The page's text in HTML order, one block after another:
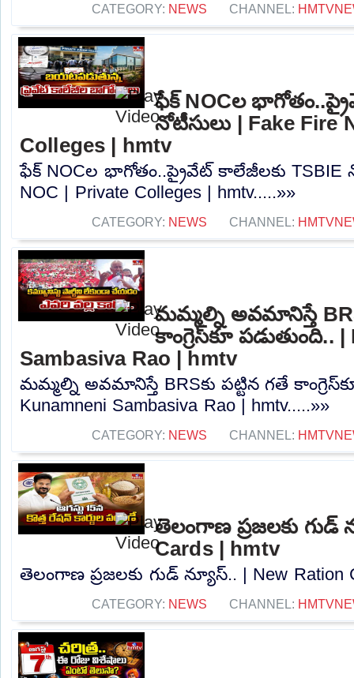
CATEGORY: NEWS CHANNEL:
ఫేక్ NOCల
నోటీసులు | Fake Fire
Colleges | hmtv
ఫేక్ NOCల భాగోతం..ప్రైవేట్ కాలేజీలకు TSBIE
NOC | Private Colleges | hmtv.....»»
CATEGORY: NEWS CHANNEL:
మమ్మల్ని అవమానిస్తే
కాంగ్రెస్‌కూ పడుతుంది..
Sambasiva Rao | hmtv
మమ్మల్ని అవమానిస్తే BRSకు పట్టిన గతే
Kunamneni Sambasiva Rao | hmtv.....»»
CATEGORY: NEWS CHANNEL:
తెలంగాణ ప్రజలకు గుడ్
Cards | hmtv
తెలంగాణ ప్రజలకు గుడ్ న్యూస్.. | New Ration
CATEGORY: NEWS CHANNEL: